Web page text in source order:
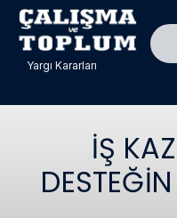
Yargı Kararları
İŞ